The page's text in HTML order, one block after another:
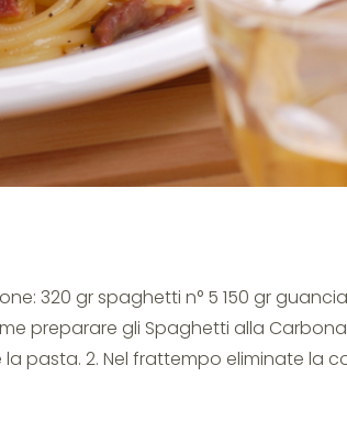
320 gr spaghetti n° 5 150 gr
preparare gli Spaghetti alla
pasta. 2. Nel frattempo eliminate la